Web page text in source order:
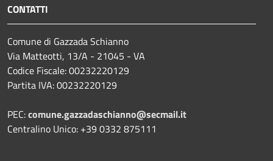
CONTATTI
Comune di Gazzada Schianno
Via Matteotti, 13/A - 21045 - VA
Codice Fiscale: 00232220129
Partita IVA: 00232220129
PEC:comune.gazzadaschianno@secmail.it
Centralino Unico: +39 0332 875111